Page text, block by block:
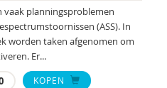
vaak planningsproblemen
(ASS). In
worden taken afgenomen om
Er...
KOPEN